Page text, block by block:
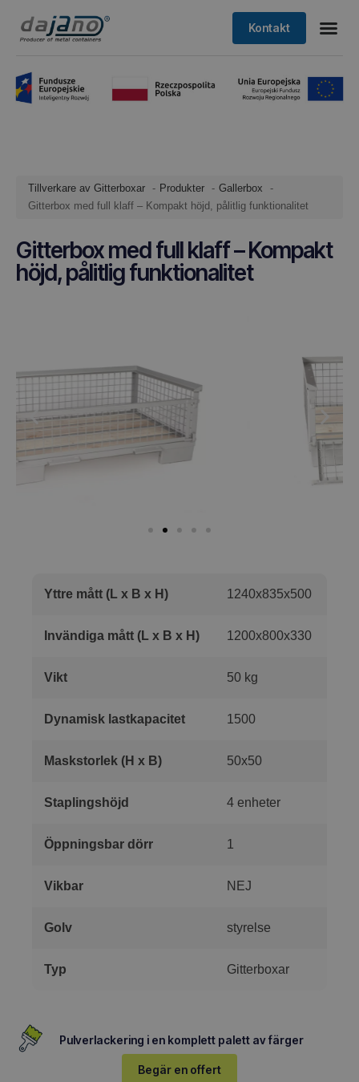
Kontakt
Tillverkare av Gitterboxar Produkter
Gallerbox
Gitterbox med full klaff – Kompakt höjd, pålitlig funktionalitet
Gitterbox med full klaff – Kompakt
höjd, pålitlig funktionalitet
Yttre mått (L x B x H) 1240x835x500
Invändiga mått (L x B x H) 1200x800x330
Vikt 50 kg
Dynamisk lastkapacitet 1500
Maskstorlek (H x B) 50x50
Staplingshöjd 4 enheter
Öppningsbar dörr 1
Vikbar NEJ
Golv styrelse
Typ Gitterboxar
Pulverlackering i en komplett palett av färger
Begär en offert